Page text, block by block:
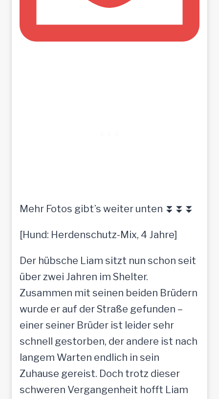
Mehr Fotos gibt’s weiter unten ⏬⏬⏬
[Hund: Herdenschutz-Mix, 4 Jahre]
Der hübsche Liam sitzt nun schon seit
über zwei Jahren im Shelter.
Zusammen mit seinen beiden Brüdern
wurde er auf der Straße gefunden –
einer seiner Brüder ist leider sehr
schnell gestorben, der andere ist nach
langem Warten endlich in sein
Zuhause gereist. Doch trotz dieser
schweren Vergangenheit hofft Liam